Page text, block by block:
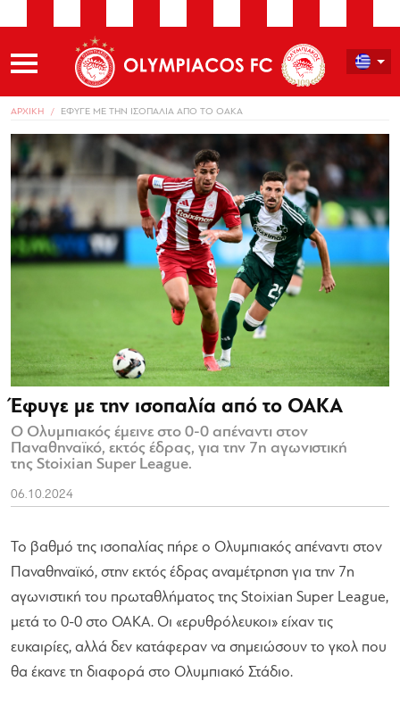
ΑΡΧΙΚΗ ΕΦΥΓΕ ΜΕ ΤΗΝ ΙΣΟΠΑΛΙΑ ΑΠΟ ΤΟ ΟΑΚΑ
Έφυγε με την ισοπαλία από το ΟΑΚΑ
Ο Ολυμπιακός έμεινε στο 0-0 απέναντι στον
Παναθηναϊκό, εκτός έδρας, για την 7η αγωνιστική
της Stoixian Super League.
06.10.2024
Το βαθμό της ισοπαλίας πήρε ο Ολυμπιακός απέναντι στον
Παναθηναϊκό, στην εκτός έδρας αναμέτρηση για την 7η
αγωνιστική του πρωταθλήματος της Stoixian Super League,
μετά το 0-0 στο ΟΑΚΑ. Οι «ερυθρόλευκοι» είχαν τις
ευκαιρίες, αλλά δεν κατάφεραν να σημειώσουν το γκολ που
θα έκανε τη διαφορά στο Ολυμπιακό Στάδιο.